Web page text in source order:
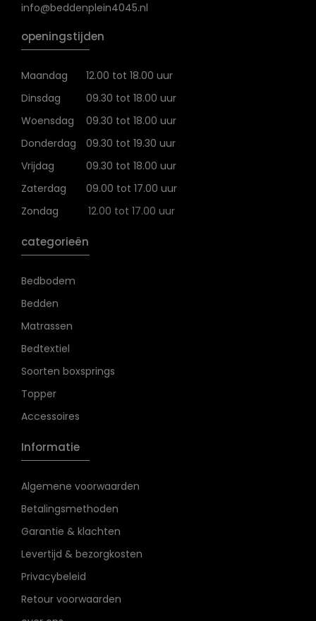
info@beddenplein4045.nl
openingstijden
Maandag
12.00 tot 18.00 uur
Dinsdag
09.30 tot 18.00 uur
Woensdag
09.30 tot 18.00 uur
Donderdag
09.30 tot 19.30 uur
Vrijdag
09.30 tot 18.00 uur
Zaterdag
09.00 tot 17.00 uur
Zondag
12.00 tot 17.00 uur
categorieën
Bedbodem
Bedden
Matrassen
Bedtextiel
Soorten boxsprings
Topper
Accessoires
Informatie
Algemene voorwaarden
Betalingsmethoden
Garantie & klachten
Levertijd & bezorgkosten
Privacybeleid
Retour voorwaarden